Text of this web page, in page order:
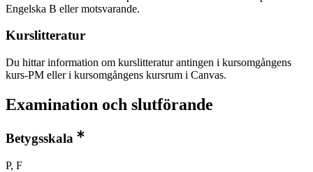
Engelska B eller motsvarande.
Kurslitteratur
Du hittar information om kurslitteratur antingen i kursomgångens
kurs-PM eller i kursomgångens kursrum i Canvas.
Examination och slutförande
Betygsskala
P, F